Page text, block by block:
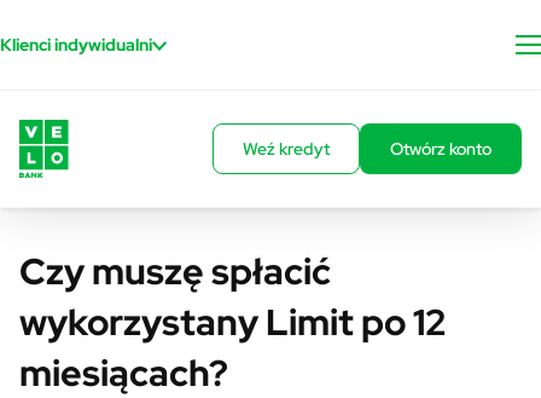
Klienci indywidualni
Weź kredyt Otwórz konto
Czy muszę spłacić
wykorzystany Limit po 12
miesiącach?